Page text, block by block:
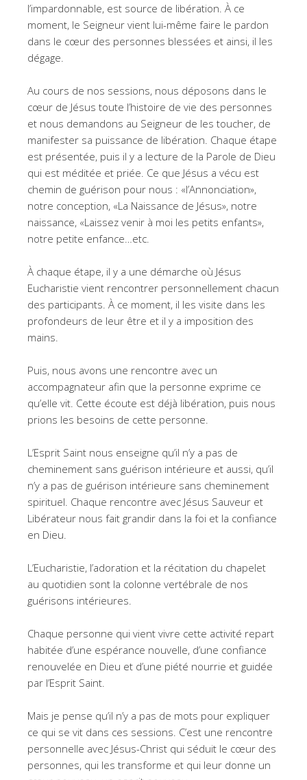
l’impardonnable, est source de libération. À ce
moment, le Seigneur vient lui-même faire le pardon
dans le cœur des personnes blessées et ainsi, il les
dégage.
Au cours de nos sessions, nous déposons dans le
cœur de Jésus toute l’histoire de vie des personnes
et nous demandons au Seigneur de les toucher, de
manifester sa puissance de libération. Chaque étape
est présentée, puis il y a lecture de la Parole de Dieu
qui est méditée et priée. Ce que Jésus a vécu est
chemin de guérison pour nous : «l’Annonciation»,
notre conception, «La Naissance de Jésus», notre
naissance, «Laissez venir à moi les petits enfants»,
notre petite enfance…etc.
À chaque étape, il y a une démarche où Jésus
Eucharistie vient rencontrer personnellement chacun
des participants. À ce moment, il les visite dans les
profondeurs de leur être et il y a imposition des
mains.
Puis, nous avons une rencontre avec un
accompagnateur afin que la personne exprime ce
qu’elle vit. Cette écoute est déjà libération, puis nous
prions les besoins de cette personne.
L’Esprit Saint nous enseigne qu’il n’y a pas de
cheminement sans guérison intérieure et aussi, qu’il
n’y a pas de guérison intérieure sans cheminement
spirituel. Chaque rencontre avec Jésus Sauveur et
Libérateur nous fait grandir dans la foi et la confiance
en Dieu.
L’Eucharistie, l’adoration et la récitation du chapelet
au quotidien sont la colonne vertébrale de nos
guérisons intérieures.
Chaque personne qui vient vivre cette activité repart
habitée d’une espérance nouvelle, d’une confiance
renouvelée en Dieu et d’une piété nourrie et guidée
par l’Esprit Saint.
Mais je pense qu’il n’y a pas de mots pour expliquer
ce qui se vit dans ces sessions. C’est une rencontre
personnelle avec Jésus-Christ qui séduit le cœur des
personnes, qui les transforme et qui leur donne un